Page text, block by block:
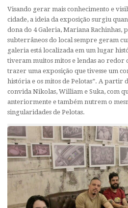
Visando gerar mais conhecimento e
cidade, a ideia da exposição surgiu
dona do 4 Galeria, Mariana Rachinhas,
subterrâneos do local sempre geram
galeria está localizada em um lugar
tiveram muitos mitos e lendas ao redor
trazer uma exposição que tivesse um
história e os mitos de Pelotas”. A partir
convida Nikolas, William e Suka, com
anteriormente e também nutrem o
singularidades de Pelotas.